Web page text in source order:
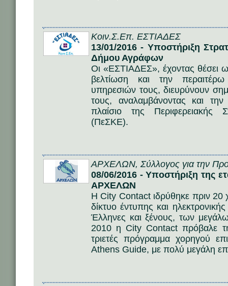
Κοιν.Σ.Επ. ΕΣΤΙΑΔΕΣ
13/01/2016 - Υποστήριξη
Δήμου Αγράφων
Οι «ΕΣΤΙΑΔΕΣ», έχοντας θέσει
βελτίωση και την
υπηρεσιών τους, διευρύνουν
τους, αναλαμβάνοντας και
πλαίσιο της Περιφερειακής
(ΠεΣΚΕ).
ΑΡΧΕΛΩΝ, Σύλλογος για την
08/06/2016 - Υποστήριξη της
ΑΡΧΕΛΩΝ
Η City Contact ιδρύθηκε πριν 20
δίκτυο έντυπης και
Έλληνες και ξένους, των
2010 η City Contact πρόβαλε
τριετές πρόγραμμα χορηγού
Athens Guide, με πολύ μεγάλη